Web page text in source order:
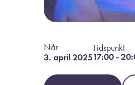
Når
3. april 2025
Tidspunkt
17:00 -